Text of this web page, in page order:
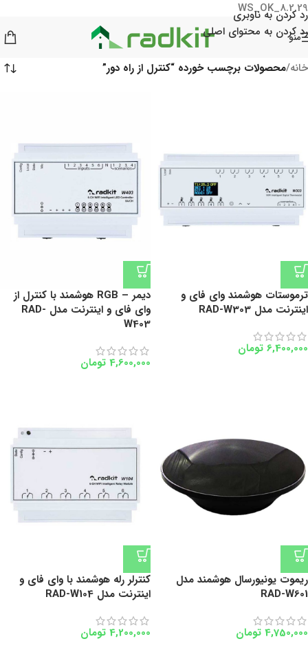
WS_OK_8.2.29
رد کردن به ناوبری
رد کردن به محتوای اصلی
منو
خانه/محصولات برچسب خورده “کنترل از راه دور”
ترموستات هوشمند وای فای و
اینترنت مدل RAD-W303
6,400,000 تومان
دیمر – RGB هوشمند با کنترل از
وای فای و اینترنت مدل RAD-
W403
4,600,000 تومان
ریموت یونیورسال هوشمند مدل
RAD-W601
4,750,000 تومان
کنترلر رله هوشمند با وای فای و
اینترنت مدل RAD-W104
4,200,000 تومان